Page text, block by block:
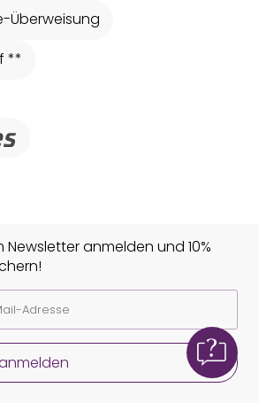
Überweisung
**
Newsletter anmelden und 10%